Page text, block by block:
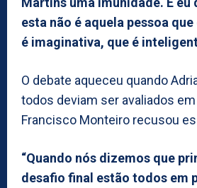
esta não é aquela pessoa
é imaginativa, que é
O debate aqueceu quando
todos deviam ser avaliados
Francisco Monteiro recusou
“Quando nós dizemos que
desafio final estão todos em